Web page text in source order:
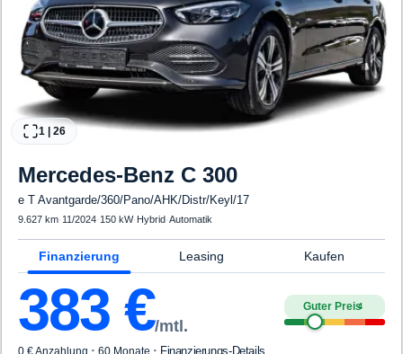
1 | 26
Mercedes-Benz C 300
e T Avantgarde/360/Pano/AHK/Distr/Keyl/17
9.627 km· 11/2024· 150 kW· Hybrid·Automatik
Finanzierung Leasing Kaufen
383 €/mtl.
Guter Preis4
0 € Anzahlung 60 Monate Finanzierungs-Details